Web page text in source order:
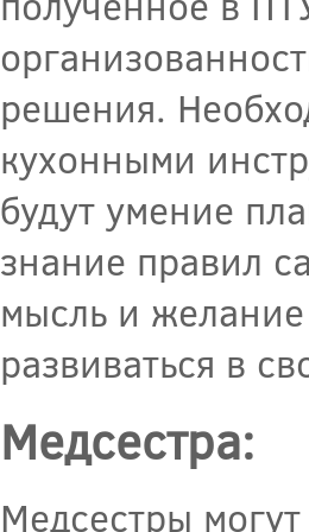
решения.
кухонными
будут умение
знание правил
мысль и
развиваться в
Медсестра:
Медсестры